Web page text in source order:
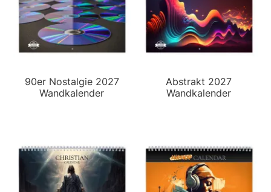
90er Nostalgie 2027
Wandkalender
Abstrakt 2027
Wandkalender